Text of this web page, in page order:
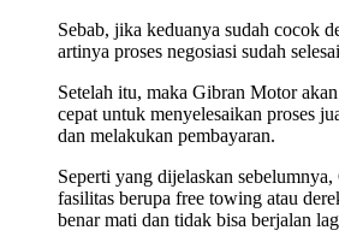
Sebab, jika keduanya sudah cocok
artinya proses negosiasi sudah
Setelah itu, maka Gibran Motor
cepat untuk menyelesaikan proses
dan melakukan pembayaran.
Seperti yang dijelaskan
fasilitas berupa free towing atau
benar mati dan tidak bisa berjalan